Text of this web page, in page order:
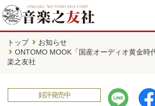
トップ
お知らせ
ONTOMO MOOK「国産オーディオ黄金時
楽之友社
好評発売中